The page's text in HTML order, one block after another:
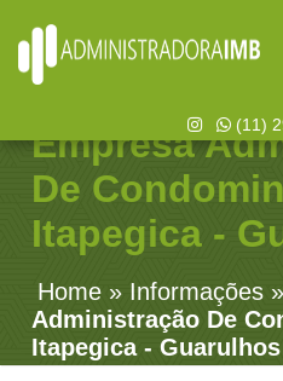
(11)
Empresa
De
Itapegica -
Home » Informações »
Administração De
Itapegica - Guarulhos